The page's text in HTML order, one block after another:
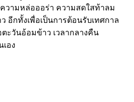
วามหล่อออร่า ความสดใสท้าลม
อีกทั้งเพื่อเป็นการต้อนรับเทศกาล
ะวันอ้อมข้าว เวลากลางคืน
อง